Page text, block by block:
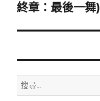
一
文
終章：最後一舞)
搜
尋